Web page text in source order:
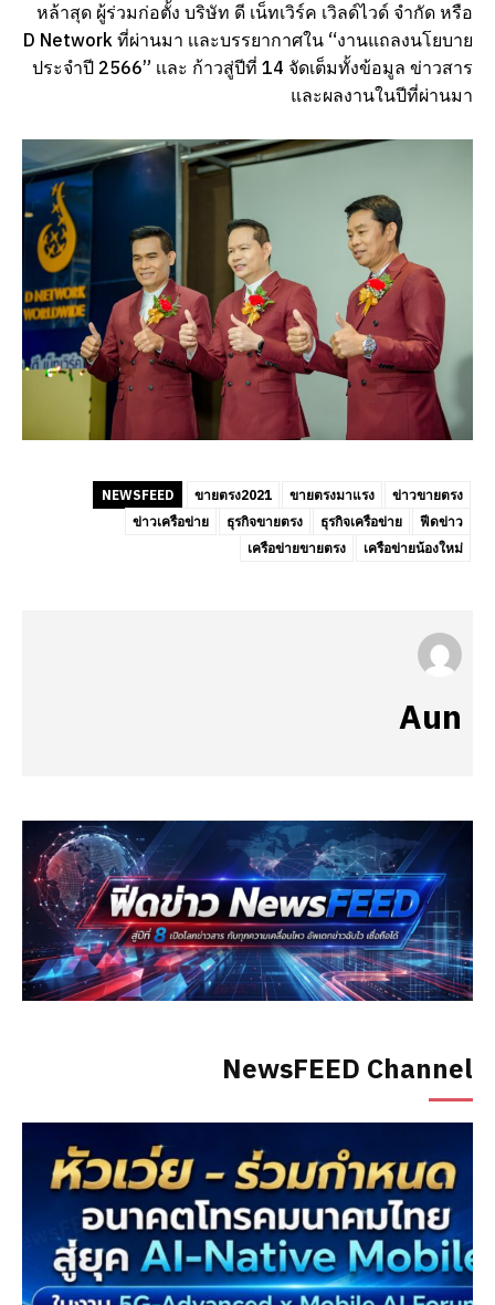
NewsFEED Channel
หล้าสุด ผู้ร่วมก่อตั้ง บริษัท ดี เน็ทเวิร์ค เวิลด์ไวด์ จำกัด หรือ
D Network ที่ผ่านมา เเละบรรยากาศใน “งานแถลงนโยบาย
ประจำปี 2566” เเละ ก้าวสู่ปีที่ 14 จัดเต็มทั้งข้อมูล ข่าวสาร
และผลงานในปีที่ผ่านมา
NEWSFEED ขายตรง2021 ขายตรงมาแรง
ข่าวขายตรง
ข่าวเครือข่าย
ธุรกิจขายตรง ธุรกิจเครือข่าย
ฟีดข่าว
เครือข่ายขายตรง
เครือข่ายน้องใหม่
Aun